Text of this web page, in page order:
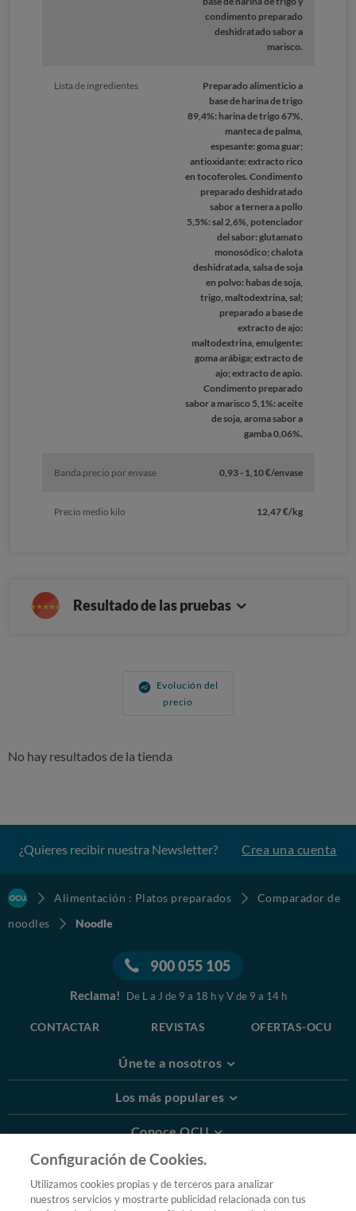
condimento preparado
deshidratado sabor a
marisco.
Lista de ingredientes
Preparado alimenticio a
base de harina de trigo
89,4%: harina de trigo 67%,
manteca de palma,
espesante: goma guar;
antioxidante: extracto rico
en tocoferoles. Condimento
preparado deshidratado
sabor a ternera a pollo
5,5%: sal 2,6%, potenciador
del sabor: glutamato
monosódico; chalota
deshidratada, salsa de soja
en polvo: habas de soja,
trigo, maltodextrina, sal;
preparado a base de
extracto de ajo:
maltodextrina, emulgente:
goma arábiga; extracto de
ajo; extracto de apio.
Condimento preparado
sabor a marisco 5,1%: aceite
de soja, aroma sabor a
gamba 0,06%.
Banda precio por envase 0,93 - 1,10 €/envase
Precio medio kilo 12,47 €/kg
Resultado de las pruebas
Evolución del
precio
No hay resultados de la tienda
¿Quieres recibir nuestra Newsletter? Crea una cuenta
Alimentación : Platos preparados
Comparador de
noodles
Noodle
900 055 105
Reclama! De L a J de 9 a 18 h y V de 9 a 14 h
CONTACTAR REVISTAS OFERTAS-OCU
Únete a nosotros
Los más populares
Conoce OCU
Más Información
© 2026 OCU
Configuración de Cookies.
Utilizamos cookies propias y de terceros para analizar
nuestros servicios y mostrarte publicidad relacionada con tus